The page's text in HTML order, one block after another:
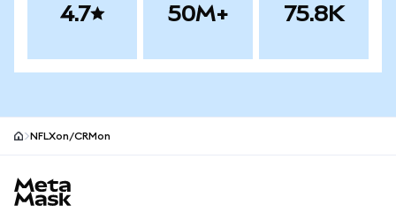
4.7 50M+ 75.8K
NFLXon/CRMon